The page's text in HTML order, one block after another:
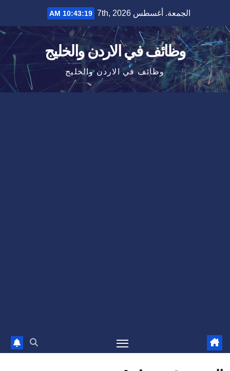
content
الجمعة. أغسطس 7th, 2026 10:43:20 AM
وظائف في الاردن والخليج
وظائف في الاردن والخليج